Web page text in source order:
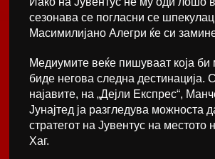
сезонава се погласни се
Масимилијано Алегри ќе си
Медиумите веќе пишуваат која
биде негова следна дестинација.
најавите, на „Дејли Експрес“,
Јунајтед ја разгледува можноста
стратегот на Јувентус на местото
Хаг.